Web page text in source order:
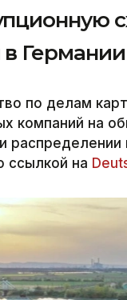
Германии
по делам
компаний на
ссылкой на